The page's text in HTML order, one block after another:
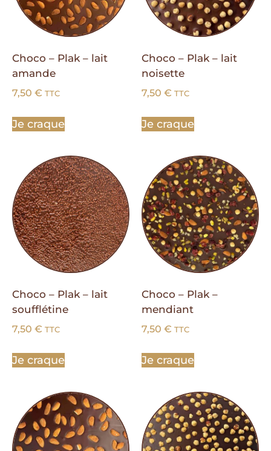
Choco – Plak – lait
amande
7,50 € TTC
Je craque
Choco – Plak – lait
noisette
7,50 € TTC
Je craque
Choco – Plak – lait
soufflétine
7,50 € TTC
Je craque
Choco – Plak –
mendiant
7,50 € TTC
Je craque